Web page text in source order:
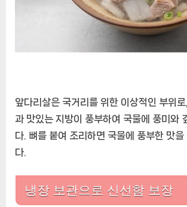
앞다리살은 국거리를 위한 이상적인 부위
과 맛있는 지방이 풍부하여 국물에 풍미와
다. 뼈를 붙여 조리하면 국물에 풍부한 맛을
다.
냉장 보관으로 신선함 보장